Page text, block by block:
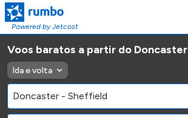
Powered by Jetcost
Voos baratos a partir do Doncaster
Ida e volta